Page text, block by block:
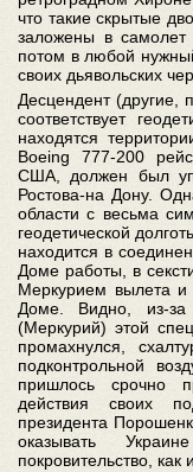
что такие скрытые
заложены в самолет
потом в любой
своих дьявольских
Десцендент (другие,
соответствует
находятся
Boeing 777-200
США, должен был
Ростова-на Дону.
области с весьма
геодетической
находится в
Доме работы, в
Меркурием вылета
Доме. Видно, из-за
(Меркурий) этой
промахнулся,
подконтрольной
пришлось срочно
действия своих
президента
оказывать
покровительство, как